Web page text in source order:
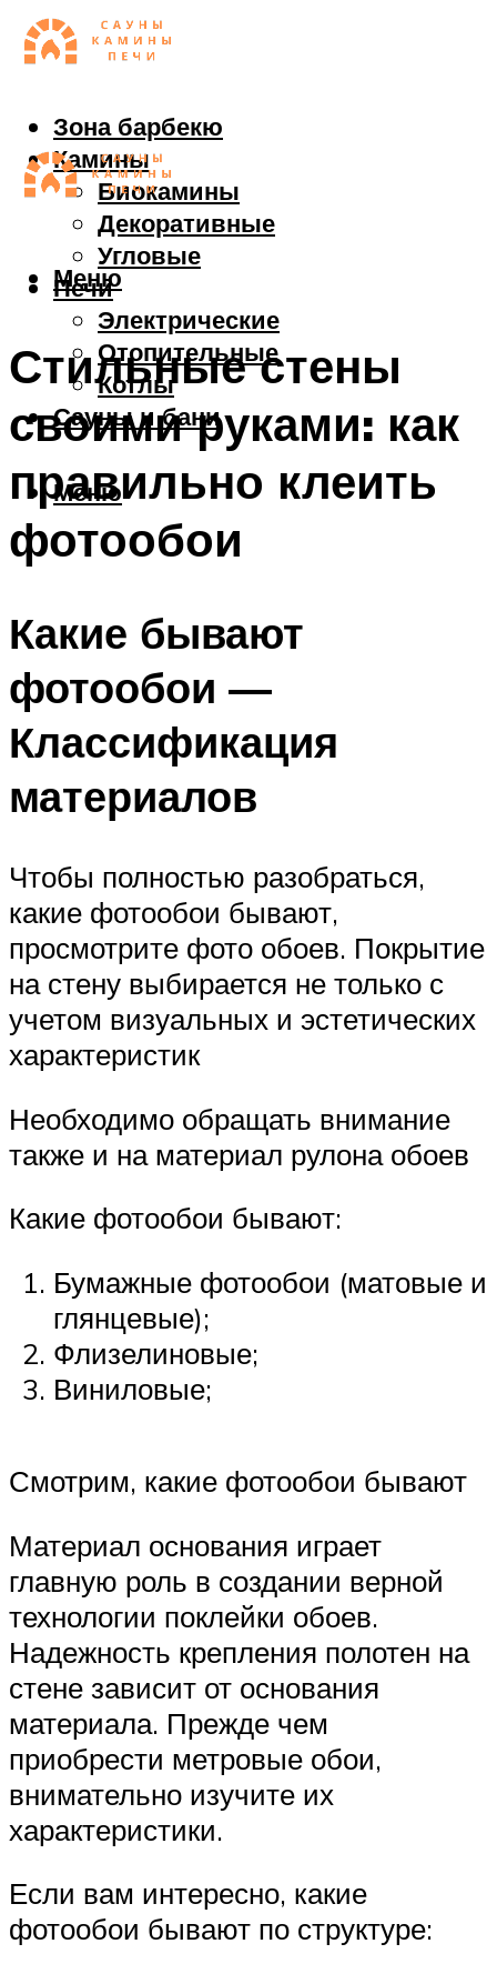
Зона барбекю
Камины
Биокамины
Декоративные
Угловые
Печи
Электрические
Отопительные
Котлы
Сауны и бани
Меню
Меню
Стильные стены
своими руками: как
правильно клеить
фотообои
Какие бывают
фотообои —
Классификация
материалов
Чтобы полностью разобраться,
какие фотообои бывают,
просмотрите фото обоев. Покрытие
на стену выбирается не только с
учетом визуальных и эстетических
характеристик
Необходимо обращать внимание
также и на материал рулона обоев
Какие фотообои бывают:
Бумажные фотообои (матовые и
глянцевые);
Флизелиновые;
Виниловые;
Смотрим, какие фотообои бывают
Материал основания играет
главную роль в создании верной
технологии поклейки обоев.
Надежность крепления полотен на
стене зависит от основания
материала. Прежде чем
приобрести метровые обои,
внимательно изучите их
характеристики.
Если вам интересно, какие
фотообои бывают по структуре: